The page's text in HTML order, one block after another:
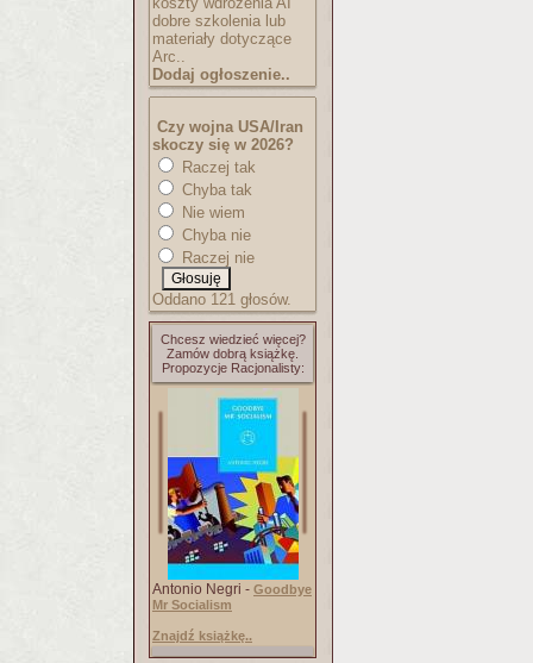
dobre szkolenia lub
materiały dotyczące
Arc..
Dodaj ogłoszenie..
Czy wojna USA/Iran
skoczy się w 2026?
Raczej tak
Chyba tak
Nie wiem
Chyba nie
Raczej nie
Oddano 121 głosów.
Chcesz wiedzieć więcej?
Zamów dobrą książkę.
Propozycje Racjonalisty:
Antonio Negri - Goodbye
Mr Socialism
Znajdź książkę..